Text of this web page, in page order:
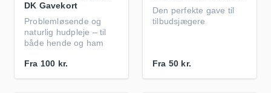
DK Gavekort
Problemløsende og
naturlig hudpleje – til
både hende og ham
Fra 100 kr.
Den perfekte gave til
tilbudsjægere
Fra 50 kr.